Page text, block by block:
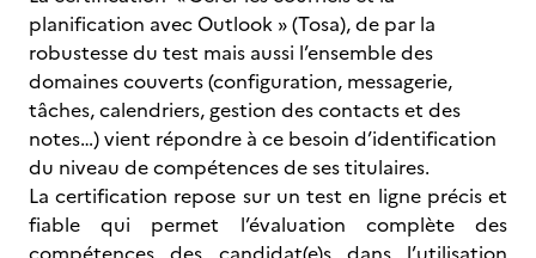
planification avec Outlook » (Tosa), de par la
robustesse du test mais aussi l’ensemble des
domaines couverts (configuration, messagerie,
tâches, calendriers, gestion des contacts et des
notes…) vient répondre à ce besoin d’identification
du niveau de compétences de ses titulaires.
La certification repose sur un test en ligne précis et
fiable qui permet l’évaluation complète des